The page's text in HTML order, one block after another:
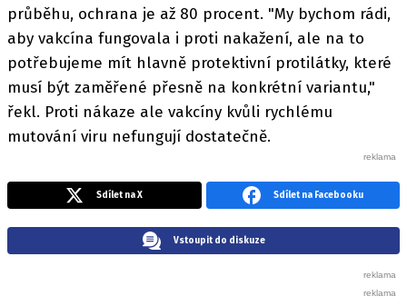
průběhu, ochrana je až 80 procent. "My bychom rádi,
aby vakcína fungovala i proti nakažení, ale na to
potřebujeme mít hlavně protektivní protilátky, které
musí být zaměřené přesně na konkrétní variantu,"
řekl. Proti nákaze ale vakcíny kvůli rychlému
mutování viru nefungují dostatečně.
Sdílet na X Sdílet na Facebooku
Vstoupit do diskuze